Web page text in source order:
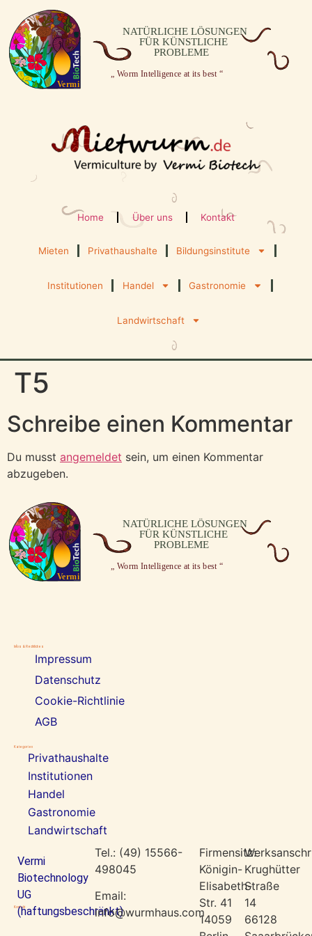
Home Über uns Kontakt
Mieten Privathaushalte Bildungsinstitute
Institutionen Handel Gastronomie
Landwirtschaft
T5
Schreibe einen Kommentar
Du musst angemeldet sein, um einen Kommentar
abzugeben.
Infos & Rechtliches
Impressum
Datenschutz
Cookie-Richtlinie
AGB
Kategorien
Privathaushalte
Institutionen
Handel
Gastronomie
Landwirtschaft
Kontakt
Vermi
Biotechnology
UG
(haftungsbeschränkt)
Firmensitz:
Königin-
Elisabeth-
Str. 41
14059
Krughütter
Straße
14
66128
Tel.: (49) 15566-
498045
Email:
info@wurmhaus.com